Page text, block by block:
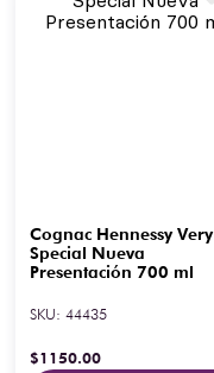
Cognac Hennessy Very
Special Nueva
Presentación 700 ml
SKU: 44435
$1150.00